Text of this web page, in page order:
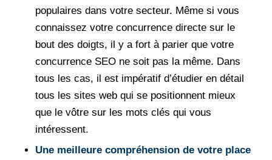
populaires dans votre secteur. Même si vous
connaissez votre concurrence directe sur le
bout des doigts, il y a fort à parier que votre
concurrence SEO ne soit pas la même. Dans
tous les cas, il est impératif d’étudier en détail
tous les sites web qui se positionnent mieux
que le vôtre sur les mots clés qui vous
intéressent.
Une meilleure compréhension de votre place